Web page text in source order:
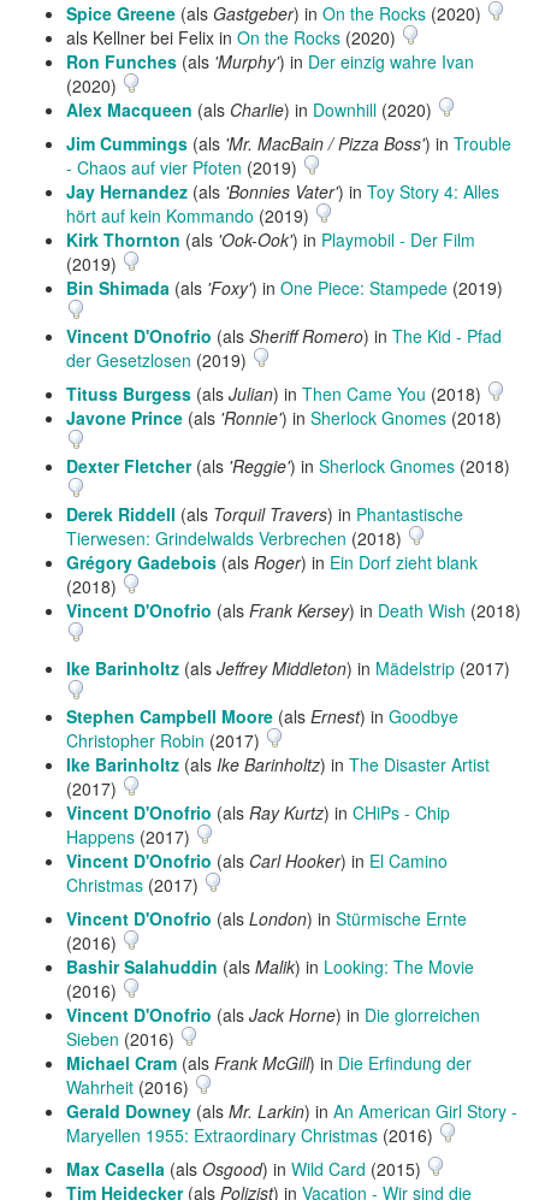
Spice Greene (als Gastgeber) in On the Rocks (2020)
als Kellner bei Felix in On the Rocks (2020)
Ron Funches (als 'Murphy') in Der einzig wahre Ivan
(2020)
Alex Macqueen (als Charlie) in Downhill (2020)
Jim Cummings (als 'Mr. MacBain / Pizza Boss') in Trouble
- Chaos auf vier Pfoten (2019)
Jay Hernandez (als 'Bonnies Vater') in Toy Story 4: Alles
hört auf kein Kommando (2019)
Kirk Thornton (als 'Ook-Ook') in Playmobil - Der Film
(2019)
Bin Shimada (als 'Foxy') in One Piece: Stampede (2019)
Vincent D'Onofrio (als Sheriff Romero) in The Kid - Pfad
der Gesetzlosen (2019)
Tituss Burgess (als Julian) in Then Came You (2018)
Javone Prince (als 'Ronnie') in Sherlock Gnomes (2018)
Dexter Fletcher(als 'Reggie') in Sherlock Gnomes (2018)
Derek Riddell (als Torquil Travers) in Phantastische
Tierwesen: Grindelwalds Verbrechen (2018)
Grégory Gadebois (als Roger) in Ein Dorf zieht blank
(2018)
Vincent D'Onofrio (als Frank Kersey) in Death Wish (2018)
Ike Barinholtz (als Jeffrey Middleton) in Mädelstrip (2017)
Stephen Campbell Moore (als Ernest) in Goodbye
Christopher Robin (2017)
Ike Barinholtz (als Ike Barinholtz) in The Disaster Artist
(2017)
Vincent D'Onofrio (als Ray Kurtz) in CHiPs - Chip
Happens (2017)
Vincent D'Onofrio (als Carl Hooker) in El Camino
Christmas (2017)
Vincent D'Onofrio (als London) in Stürmische Ernte
(2016)
Bashir Salahuddin (als Malik) in Looking: The Movie
(2016)
Vincent D'Onofrio (als Jack Horne) in Die glorreichen
Sieben (2016)
Michael Cram (als Frank McGill) in Die Erfindung der
Wahrheit (2016)
Gerald Downey (als Mr. Larkin) in An American Girl Story -
Maryellen 1955: Extraordinary Christmas (2016)
Max Casella (als Osgood) in Wild Card (2015)
Tim Heidecker(als Polizist) in Vacation - Wir sind die